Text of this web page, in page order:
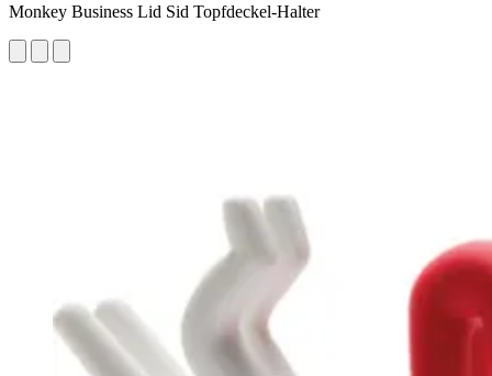
Monkey Business Lid Sid Topfdeckel-Halter